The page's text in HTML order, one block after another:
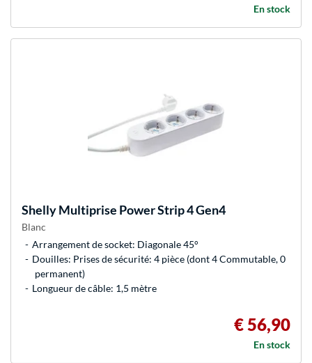
En stock
ShellyMultiprise Power Strip 4 Gen4
Blanc
Arrangement de socket: Diagonale 45°
Douilles: Prises de sécurité: 4 pièce (dont 4 Commutable, 0
permanent)
Longueur de câble: 1,5 mètre
€ 56,90
En stock